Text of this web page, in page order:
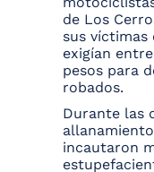
de Los
sus víctimas
exigían
pesos para
robados.
Durante las
incautaron